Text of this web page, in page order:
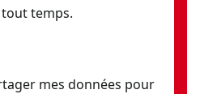
temps.
mes données pour